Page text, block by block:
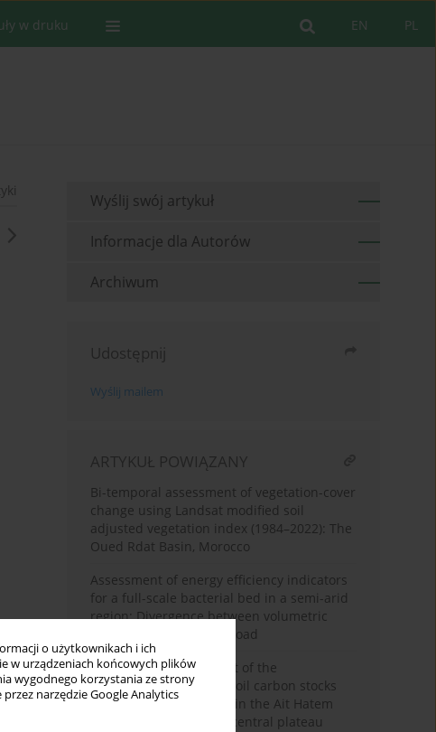
o użytkownikach i ich
w urządzeniach końcowych plików
wygodnego korzystania ze strony
narzędzie Google Analytics
PL
EN
w druku
Wyślij swój artykuł
Informacje dla Autorów
Archiwum
Udostępnij
Wyślij mailem
ARTYKUŁ POWIĄZANY
Bi-temporal assessment of vegetation-cover
change using Landsat modified soil
adjusted vegetation index (1984–2022): The
Oued Rdat Basin, Morocco
Assessment of energy efficiency indicators
for a full-scale bacterial bed in a semi-arid
region: Divergence between volumetric
intensity and pollutant load
Multivariate assessment of the
relationships between soil carbon stocks
and plant communities in the Ait Hatem
forest at the Moroccan central plateau